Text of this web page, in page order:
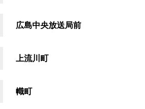
広島中央放送局前
上流川町
幟町